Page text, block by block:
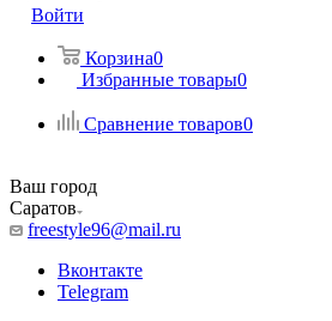
Войти
Корзина0
Избранные товары0
Сравнение товаров0
Ваш город
Саратов
freestyle96@mail.ru
Вконтакте
Telegram